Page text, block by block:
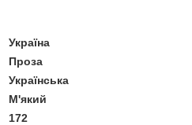
Україна
Проза
Українська
М'який
172